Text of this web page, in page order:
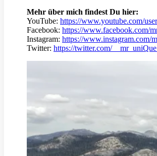
Mehr über mich findest Du hier:
YouTube: https://www.youtube.com/
Facebook: https://www.facebook.com/
Instagram: https://www.instagram.com/
Twitter: https://twitter.com/